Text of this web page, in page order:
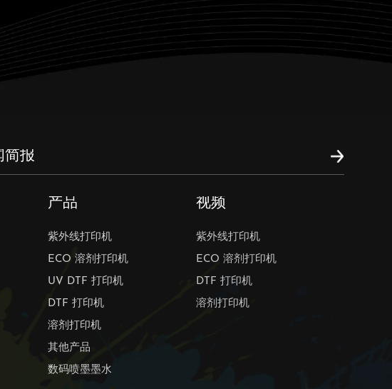
产品
紫外线打印机
ECO 溶剂打印机
UV DTF 打印机
DTF 打印机
溶剂打印机
其他产品
数码喷墨墨水
视频
紫外线打印机
ECO 溶剂打印机
DTF 打印机
溶剂打印机